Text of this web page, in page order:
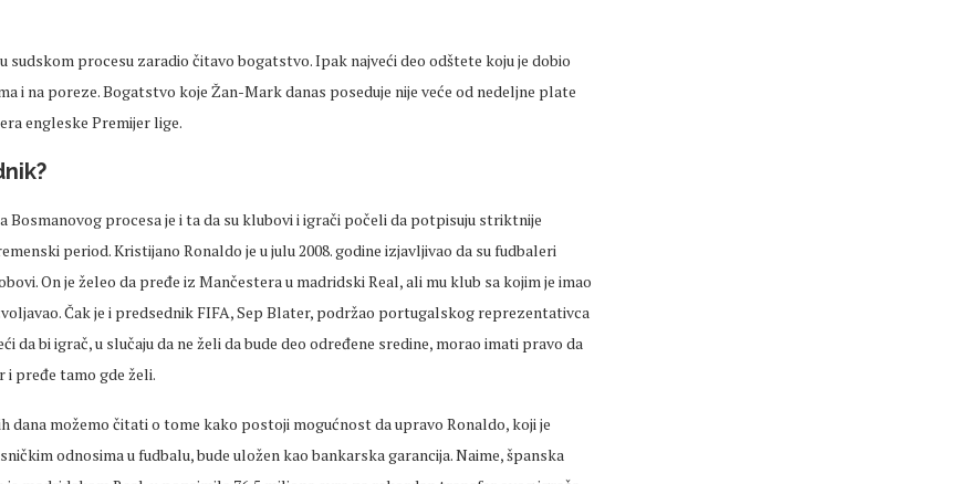
sudskom procesu zaradio čitavo bogatstvo. Ipak najveći deo odštete koju je dobio
i na poreze. Bogatstvo koje Žan-Mark danas poseduje nije veće od nedeljne plate
engleske Premijer lige.
Bosmanovog procesa je i ta da su klubovi i igrači počeli da potpisuju striktnije
period. Kristijano Ronaldo je u julu 2008. godine izjavljivao da su fudbaleri
On je želeo da pređe iz Mančestera u madridski Real, ali mu klub sa kojim je imao
Čak je i predsednik FIFA, Sep Blater, podržao portugalskog reprezentativca
da bi igrač, u slučaju da ne želi da bude deo određene sredine, morao imati pravo da
i pređe tamo gde želi.
dana možemo čitati o tome kako postoji mogućnost da upravo Ronaldo, koji je
odnosima u fudbalu, bude uložen kao bankarska garancija. Naime, španska